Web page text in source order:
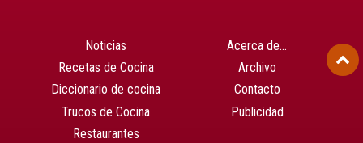
Noticias
Recetas de Cocina
Diccionario de cocina
Trucos de Cocina
Restaurantes
Acerca de…
Archivo
Contacto
Publicidad